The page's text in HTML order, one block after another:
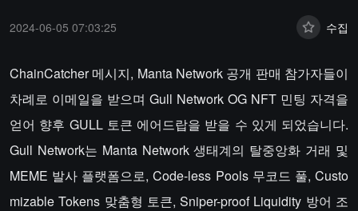
2024-06-05 07:03:25 수집
ChainCatcher 메시지, Manta Network 공개 판매 참가자들이
차례로 이메일을 받으며 Gull Network OG NFT 민팅 자격을
얻어 향후 GULL 토큰 에어드랍을 받을 수 있게 되었습니다.
Gull Network는 Manta Network 생태계의 탈중앙화 거래 및
MEME 발사 플랫폼으로, Code-less Pools 무코드 풀, Custo
mizable Tokens 맞춤형 토큰, Sniper-proof Liquidity 방어 조